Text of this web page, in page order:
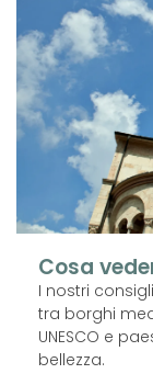
Cosa
I nostri
tra borghi
UNESCO e
bellezza.